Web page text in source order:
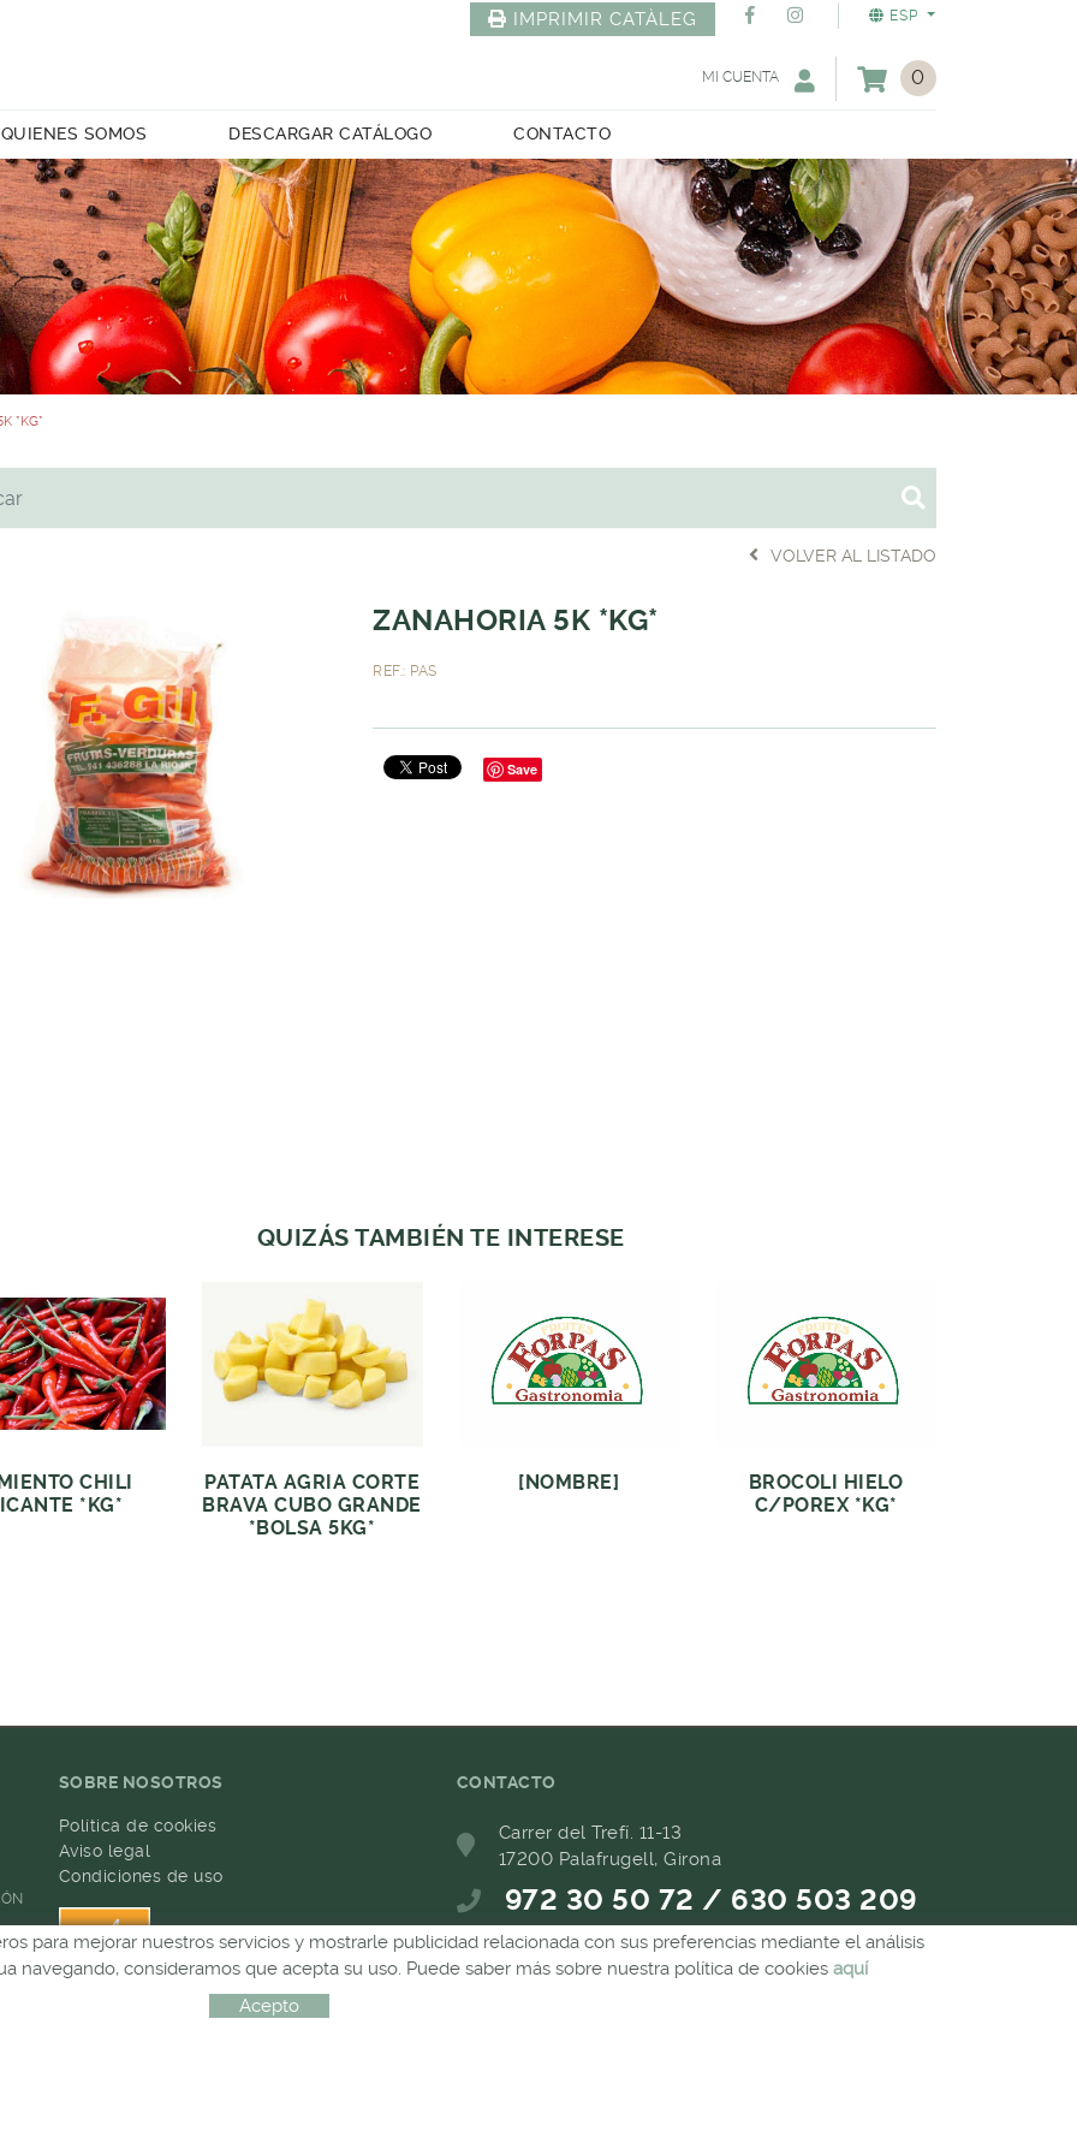
ESP
IMPRIMIR CATÀLEG
0
MI CUENTA
QUIENES SOMOS DESCARGAR CATÁLOGO CONTACTO
*KG*
VOLVER AL LISTADO
ZANAHORIA 5K *KG*
REF.: PAS
Save
QUIZÁS TAMBIÉN TE INTERESE
CHILI
*KG*
PATATA AGRIA CORTE
BRAVA CUBO GRANDE
*BOLSA 5KG*
[NOMBRE]
BROCOLI HIELO
C/POREX *KG*
SOBRE NOSOTROS
Política de cookies
Aviso legal
Condiciones de uso
CONTACTO
Carrer del Trefí. 11-13
17200 Palafrugell, Girona
972 30 50 72 / 630 503 209
689 657 489
para mejorar nuestros servicios y mostrarle publicidad relacionada con sus preferencias mediante el análisis
navegando, consideramos que acepta su uso. Puede saber más sobre nuestra política de cookies aquí
Acepto